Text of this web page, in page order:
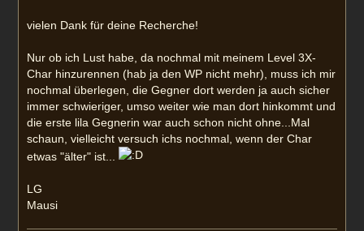
g
vielen Dank für deine Recherche!
Nur ob ich Lust habe, da nochmal mit meinem Level 3X-
Char hinzurennen (hab ja den WP nicht mehr), muss ich mir
nochmal überlegen, die Gegner dort werden ja auch sicher
immer schwieriger, umso weiter wie man dort hinkommt und
die erste lila Gegnerin war auch schon nicht ohne...Mal
schaun, vielleicht versuch ichs nochmal, wenn der Char
etwas "älter" ist...
LG
Mausi